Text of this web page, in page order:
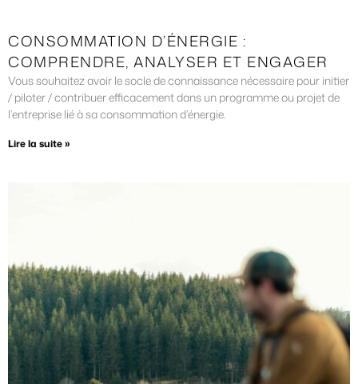
CONSOMMATION D’ÉNERGIE :
COMPRENDRE, ANALYSER ET ENGAGER
Vous souhaitez avoir le socle de connaissance nécessaire pour initier
/ piloter / contribuer efficacement dans un programme ou projet de
l’entreprise lié à sa consommation d’énergie.
Lire la suite »